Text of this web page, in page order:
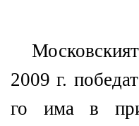
2009 г.
го има в